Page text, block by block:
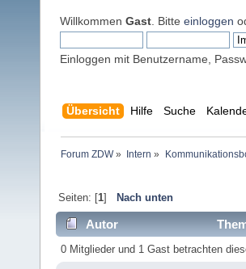
Willkommen Gast . Bitte einloggen
Einloggen mit Benutzername,
Übersicht Hilfe Suche
Forum ZDW» Intern »
Seiten: [1] Nach unten
Autor
0 Mitglieder und 1 Gast betrachten